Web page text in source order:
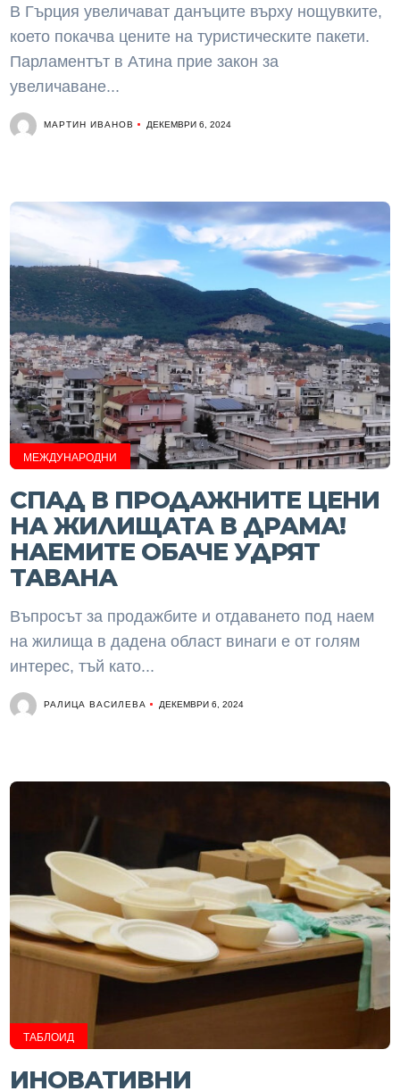
В Гърция увеличават данъците върху нощувките,
което покачва цените на туристическите пакети.
Парламентът в Атина прие закон за
увеличаване...
МАРТИН ИВАНОВ ДЕКЕМВРИ 6, 2024
МЕЖДУНАРОДНИ
СПАД В ПРОДАЖНИТЕ ЦЕНИ
НА ЖИЛИЩАТА В ДРАМА!
НАЕМИТЕ ОБАЧЕ УДРЯТ
ТАВАНА
Въпросът за продажбите и отдаването под наем
на жилища в дадена област винаги е от голям
интерес, тъй като...
РАЛИЦА ВАСИЛЕВА ДЕКЕМВРИ 6, 2024
ТАБЛОИД
ИНОВАТИВНИ